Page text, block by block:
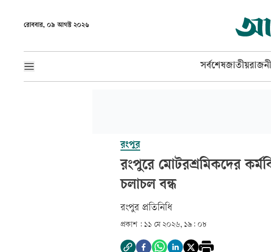
রোববার, ০৯ আগস্ট ২০২৬
সর্বশেষজাতীয়
রংপুর
রংপুরে মোটরশ্রমিকদের
চলাচল বন্ধ
রংপুর প্রতিনিধি
প্রকাশ : ১১ মে ২০২৬, ১৯: ০৮